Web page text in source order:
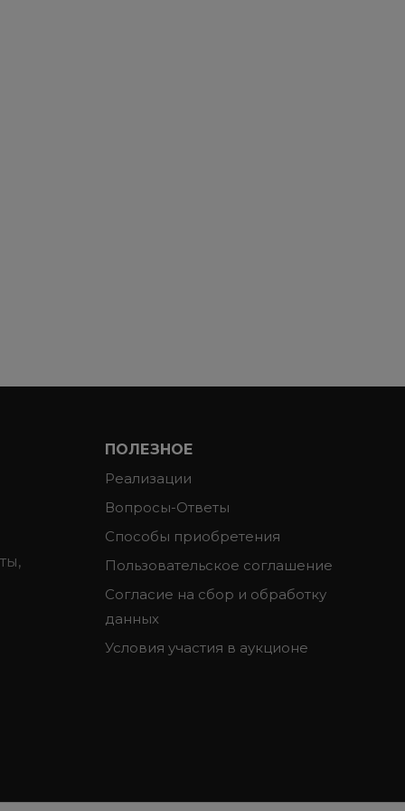
ПОЛЕЗНОЕ
Реализации
Вопросы-Ответы
Способы приобретения
Пользовательское соглашение
Согласие на сбор и обработку
данных
Условия участия в аукционе